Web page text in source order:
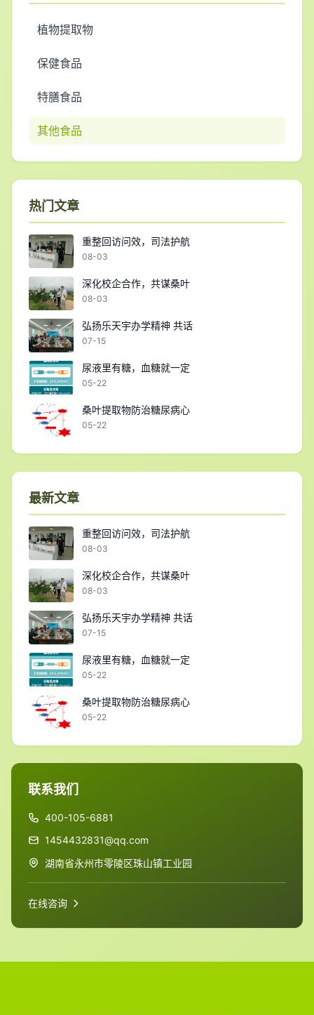
植物提取物
保健食品
特膳食品
其他食品
热门文章
重整回访问效，司法护航
08-03
深化校企合作，共谋桑叶
08-03
弘扬乐天宇办学精神 共话
07-15
尿液里有糖，血糖就一定
05-22
桑叶提取物防治糖尿病心
05-22
最新文章
重整回访问效，司法护航
08-03
深化校企合作，共谋桑叶
08-03
弘扬乐天宇办学精神 共话
07-15
尿液里有糖，血糖就一定
05-22
桑叶提取物防治糖尿病心
05-22
联系我们
400-105-6881
1454432831@qq.com
湖南省永州市零陵区珠山镇工业园
在线咨询